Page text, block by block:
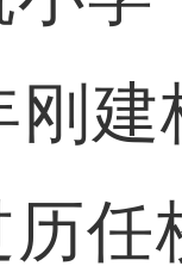
任